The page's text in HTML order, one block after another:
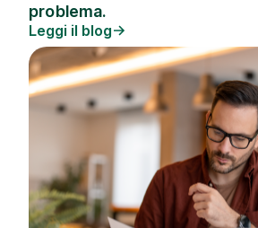
problema.
Leggi il blog